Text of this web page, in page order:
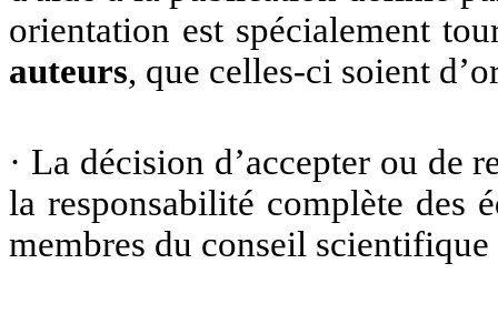
orientation est spécialement
auteurs, que celles-ci soient
· La décision d’accepter ou de
la responsabilité complète des
membres du conseil